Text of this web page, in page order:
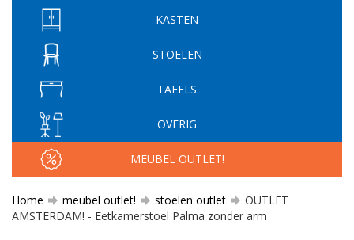
KASTEN
STOELEN
TAFELS
OVERIG
MEUBEL OUTLET!
Home meubel outlet! stoelen outlet
OUTLET
AMSTERDAM! - Eetkamerstoel Palma zonder arm